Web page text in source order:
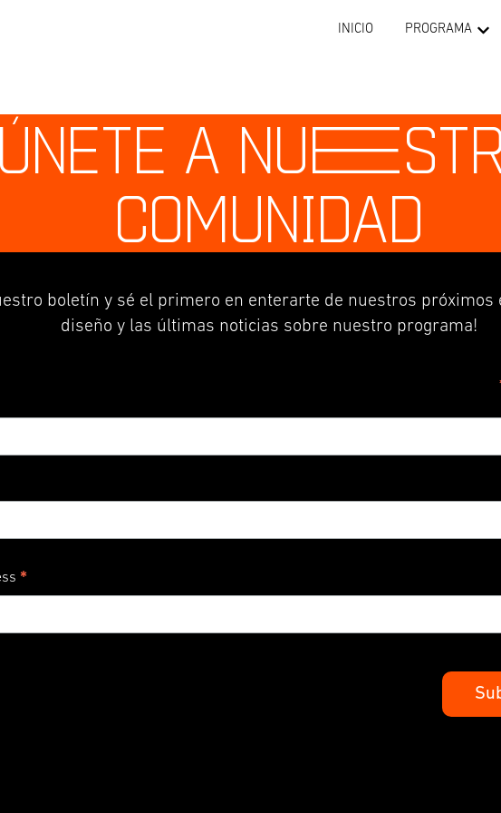
INICIO PROGRAMA
ÚNETE A NUE
COMUNIDAD
boletín y sé el primero en enterarte de nuestros próximos
diseño y las últimas noticias sobre nuestro programa!
*